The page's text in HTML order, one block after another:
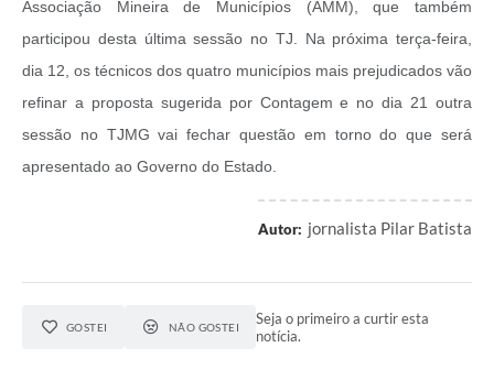
Associação Mineira de Municípios (AMM), que também
participou desta última sessão no TJ. Na próxima terça-feira,
dia 12, os técnicos dos quatro municípios mais prejudicados vão
refinar a proposta sugerida por Contagem e no dia 21 outra
sessão no TJMG vai fechar questão em torno do que será
apresentado ao Governo do Estado.
Autor: jornalista Pilar Batista
GOSTEI NÃO GOSTEI
Seja o primeiro a curtir esta
notícia.